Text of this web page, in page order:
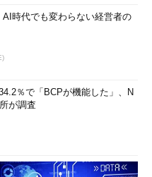
AI時代でも変わらない経営者の
％で「BCPが機能した」、N
が調査